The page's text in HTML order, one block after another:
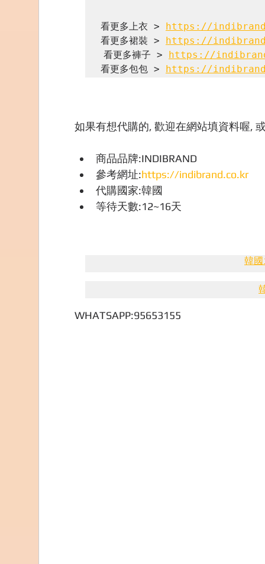
看更多上衣 > https://
看更多裙裝 > https://
看更多褲子 > https://
看更多包包 > https://
如果有想代購的, 歡迎在網站填資料喔,
商品品牌:INDIBRAND
參考網址:https://indibrand.co.kr
代購國家:韓國
等待天數:12~16天
韓
WHATSAPP:95653155